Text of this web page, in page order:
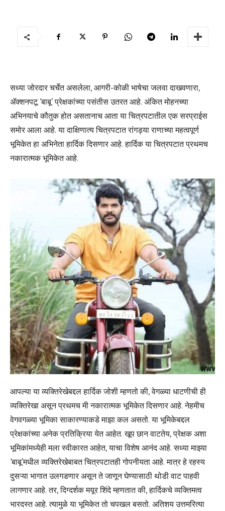
सध्या जोरदार चर्चेत असलेला, आगरी-कोळी भाषेचा जलवा दाखवणारा,
ॲक्शनपटू ‘बाबू’ प्रेक्षकांच्या पसंतीस उतरत आहे. अंकित मोहनच्या
अभिनयाचे कौतुक होत असतानाच आता या चित्रपटातील एक सरप्राईस
समोर आला आहे. या दाक्षिणात्य चित्रपटात रांगड्या राणाच्या महत्वपूर्ण
भूमिकेत हा अभिनेता हार्दिक दिसणार आहे. हार्दिक या चित्रपटात प्रथमच
नकारात्मक भूमिकेत आहे.
आपल्या या व्यक्तिरेखेबद्दल हार्दिक जोशी म्हणतो की, वेगळ्या धाटणीची ही
व्यक्तिरेखा असून प्रथमच मी नकारात्मक भूमिकेत दिसणार आहे. नेहमीच
वेगवगळ्या भूमिका साकारण्याकडे माझा कल असतो. या भूमिकेबद्दल
प्रेक्षकांच्या अनेक प्रतिक्रिया येत आहेत. खूप छान वाटतेय, प्रेक्षक अशा
भूमिकांमध्येही मला स्वीकारत आहेत, याचा विशेष आनंद आहे. सध्या माझ्या
‘बाबू’मधील व्यक्तिरेखेबाबत चित्रपटातही गोपनीयता आहे. मात्र हे रहस्य
दुसऱ्या भागात उलगडणार असून ते जाणून घेण्यासाठी थोडी वाट पाहवी
लागणार आहे. तर, दिग्दर्शक मयूर शिंदे म्हणतात की, हार्दिकचे व्यक्तिमत्व
भारदस्त आहे. त्यामुळे या भूमिकेत तो चपखल बसतो. अतिशय उत्तमरित्या